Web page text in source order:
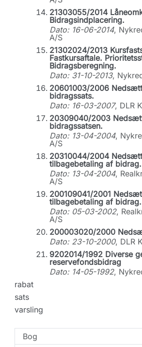
21303055/2014
Bidragsindplacering.
Dato: 16-06-2014,
A/S
21302024/2013
Fastkursaftale.
Bidragsberegning.
Dato: 31-10-2013,
20601003/2006
bidragssats.
Dato: 16-03-2007, DLR
20309040/2003
bidragssatsen.
Dato: 13-04-2004,
A/S
20310044/2004
tilbagebetaling af bidrag.
Dato: 13-04-2004,
A/S
200109041/2001
tilbagebetaling af bidrag.
Dato: 05-03-2002,
A/S
200003020/2000
Dato: 23-10-2000, DLR
9202014/1992 Diverse
reservefondsbidrag
Dato: 14-05-1992,
rabat
sats
varsling
Bog